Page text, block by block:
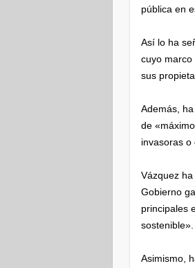
pública en
Así lo ha
cuyo
sus
Además,
de
invasoras o
Vázquez
Gobierno
principales
sostenible».
Asimismo,